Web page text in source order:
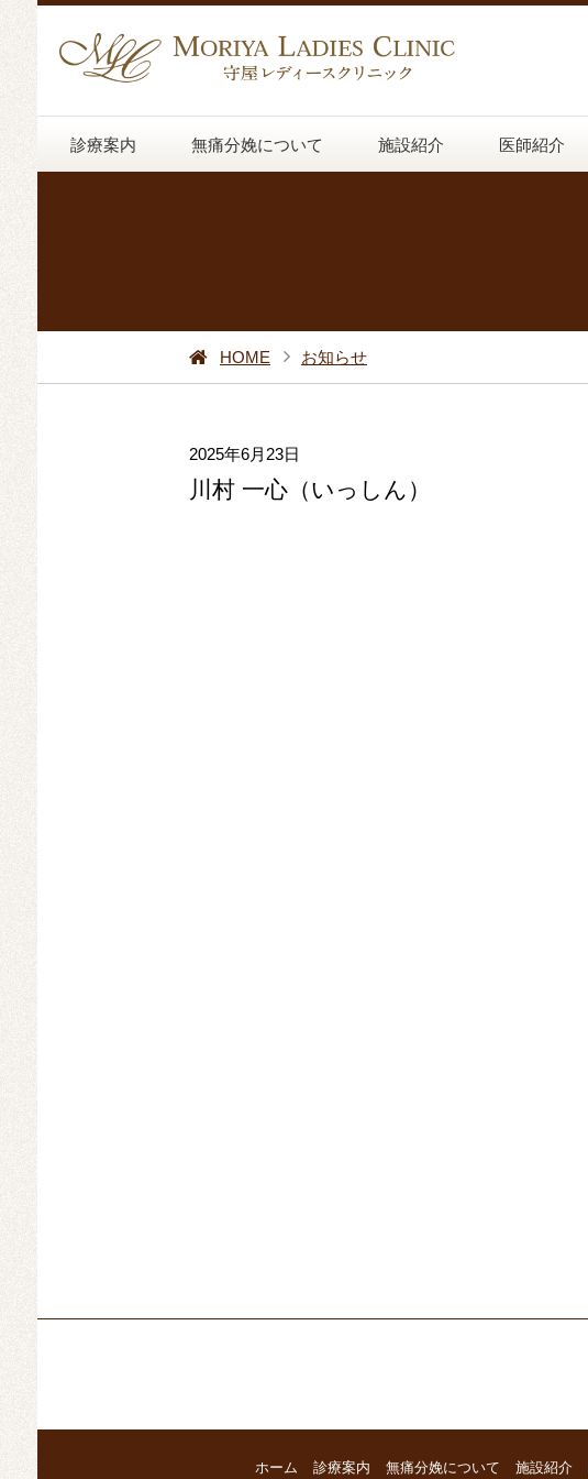
診療案内 無痛分娩について 施設紹介 医師紹介
HOME お知らせ
2025年6月23日
川村 一心（いっしん）
ホーム 診療案内 無痛分娩について 施設紹介